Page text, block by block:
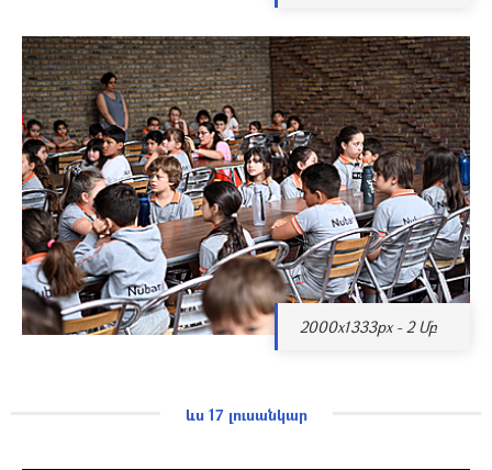
2000x1333px - 2 Մբ
ևս 17 լուսանկար